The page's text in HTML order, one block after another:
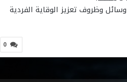
وظروف تعزيز الوقاية الفردية
0